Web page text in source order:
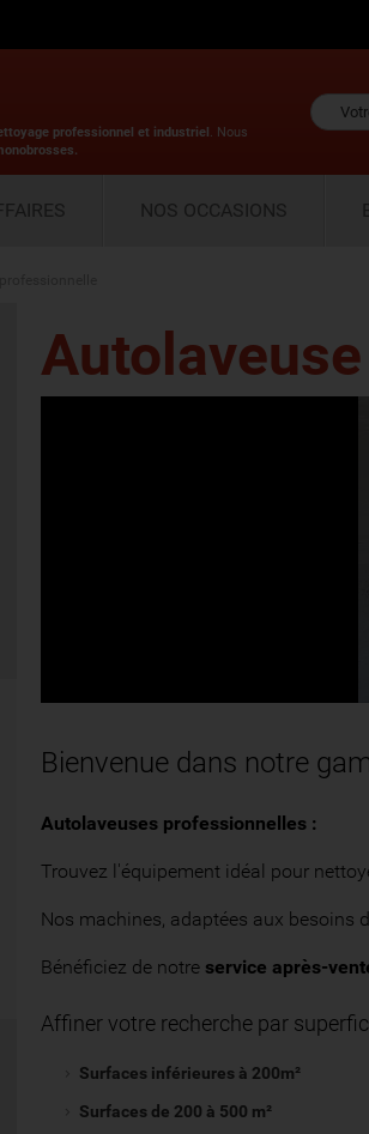
professionnel et industriel . Nous
NOS OCCASIONS
Autolaveuse
Bienvenue dans notre
Autolaveuses professionnelles :
Trouvez l'équipement idéal pour
Nos machines, adaptées aux besoins
Bénéficiez de notre service après-
Affiner votre recherche par
Surfaces inférieures à 200m²
Surfaces de 200 à 500 m²